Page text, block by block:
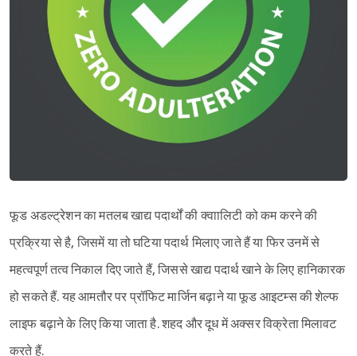
फूड अडल्ट्रेशन का मतलब खाद्य पदार्थों की क्वाालिटी को कम करने की
प्रक्रिया से है, जिसमें या तो घटिया पदार्थ मिलाए जाते हैं या फिर उनमें से
महत्वपूर्ण तत्व निकाल दिए जाते हैं, जिससे खाद्य पदार्थ खाने के लिए हानिकारक
हो सकते हैं. यह आमतौर पर प्रॉफिट मार्जिन बढ़ाने या फूड आइटम्स की शेल्फ
लाइफ बढ़ाने के लिए किया जाता है. शहद और दूध में अक्सर विक्रेता मिलावट
करते हैं.